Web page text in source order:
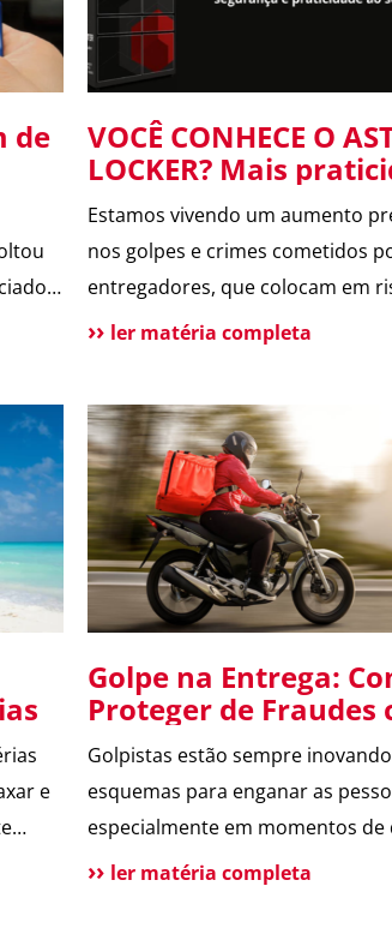
de
e
VOCÊ CONHECE O
LOCKER? Mais
segurança para suas
entregas no
Estamos vivendo um aumento
nos golpes e crimes cometidos
entregadores, que colocam em
segurança dos moradores e a
forma segura de receber
eliminando o contato direto entre
entregador e morador. Um
inteligente, seguro e disponível
ler matéria completa
e
Golpe na Entrega:
Proteger de Fraudes
PIX e Cartão de
Golpistas estão sempre
esquemas para enganar as
especialmente em momentos de
como datas comemorativas e
ler matéria completa